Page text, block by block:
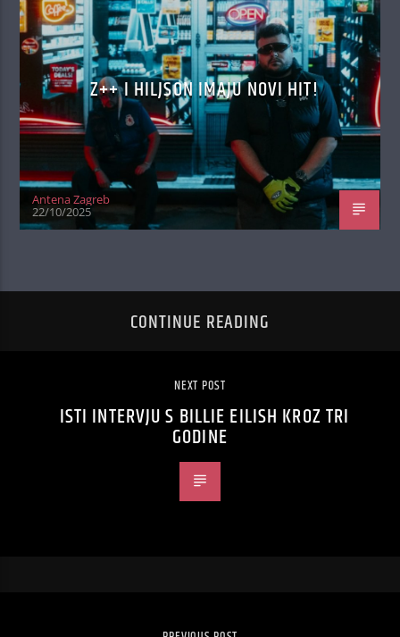
Z++ I HILJSON IMAJU NOVI HIT!
Antena Zagreb
22/10/2025
CONTINUE READING
NEXT POST
ISTI INTERVJU S BILLIE EILISH KROZ TRI
GODINE